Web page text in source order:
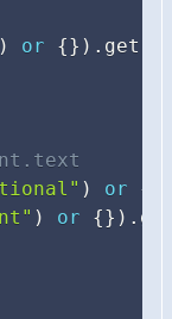
) or {} ) . get
) or {
) or {} ) .